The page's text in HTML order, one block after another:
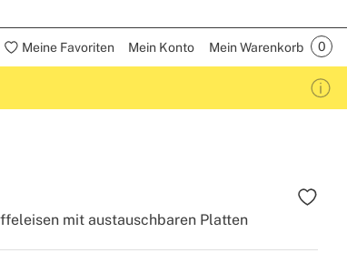
Meine Favoriten Mein Konto Mein Warenkorb
mit austauschbaren Platten